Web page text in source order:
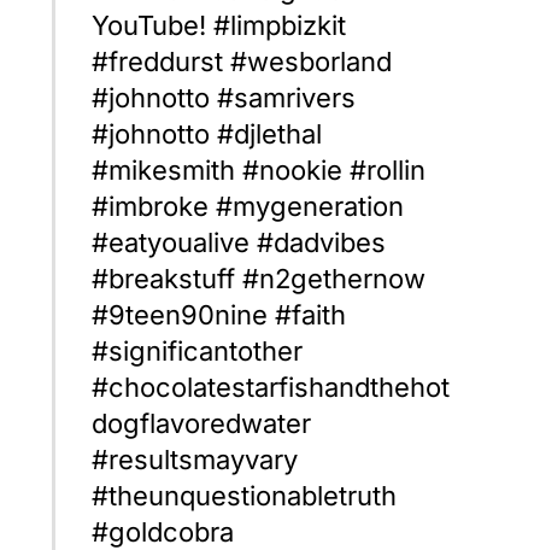
YouTube! #limpbizkit
#freddurst #wesborland
#johnotto #samrivers
#johnotto #djlethal
#mikesmith #nookie #rollin
#imbroke #mygeneration
#eatyoualive #dadvibes
#breakstuff #n2gethernow
#9teen90nine #faith
#significantother
#chocolatestarfishandthehot
dogflavoredwater
#resultsmayvary
#theunquestionabletruth
#goldcobra